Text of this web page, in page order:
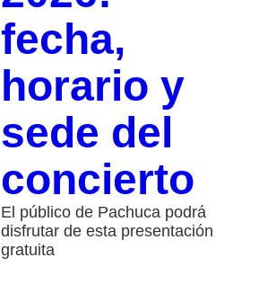
fecha,
horario y
sede del
concierto
El público de Pachuca podrá
disfrutar de esta presentación
gratuita